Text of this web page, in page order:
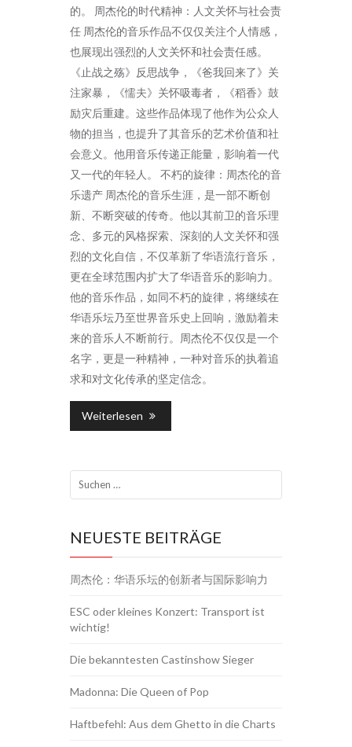
的。 周杰伦的时代精神：人文关怀与社会责
任 周杰伦的音乐作品不仅仅关注个人情感，
也展现出强烈的人文关怀和社会责任感。
《止战之殇》反思战争，《爸我回来了》关
注家暴，《懦夫》关怀吸毒者，《稻香》鼓
励灾后重建。这些作品体现了他作为公众人
物的担当，也提升了其音乐的艺术价值和社
会意义。他用音乐传递正能量，影响着一代
又一代的年轻人。 不朽的旋律：周杰伦的音
乐遗产 周杰伦的音乐生涯，是一部不断创
新、不断突破的传奇。他以其前卫的音乐理
念、多元的风格探索、深刻的人文关怀和强
烈的文化自信，不仅革新了华语流行音乐，
更在全球范围内扩大了华语音乐的影响力。
他的音乐作品，如同不朽的旋律，将继续在
华语乐坛乃至世界音乐史上回响，激励着未
来的音乐人不断前行。周杰伦不仅仅是一个
名字，更是一种精神，一种对音乐的执着追
求和对文化传承的坚定信念。
Weiterlesen
NEUESTE BEITRÄGE
周杰伦：华语乐坛的创新者与国际影响力
ESC oder kleines Konzert: Transport ist
wichtig!
Die bekanntesten Castinshow Sieger
Madonna: Die Queen of Pop
Haftbefehl: Aus dem Ghetto in die Charts